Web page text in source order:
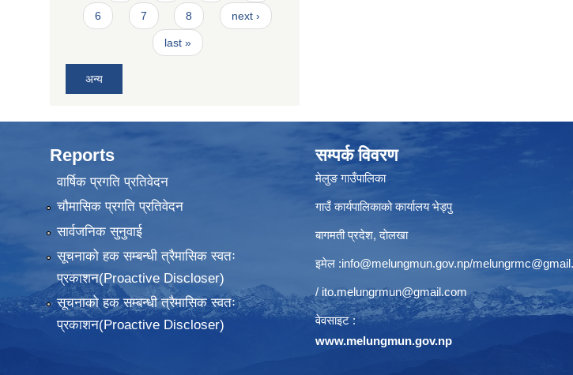
6 7 8 next ›
last »
अन्य
Reports
वार्षिक प्रगति प्रतिवेदन
चौमासिक प्रगति प्रतिवेदन
सार्वजनिक सुनुवाई
सूचनाको हक सम्बन्धी त्रैमासिक स्वतः
प्रकाशन(Proactive Discloser)
सूचनाको हक सम्बन्धी त्रैमासिक स्वतः
प्रकाशन(Proactive Discloser)
सम्पर्क विवरण
मेलुङ गाउँपालिका
गाउँ कार्यपालिकाको कार्यालय भेड्पु
बागमती प्रदेश, दाेलखा
इमेल :info@melungmun.gov.np/
/ ito.melungrmun@gmail.com
वेवसाइट :
www.melungmun.gov.np